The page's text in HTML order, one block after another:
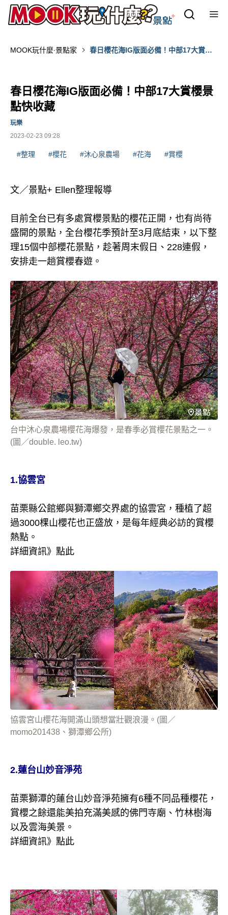
MOOK玩什麼‧景點家
春日櫻花海IG版面必備！中部17大賞櫻
春日櫻花海IG版面必備！中部17大賞櫻景
點快收藏
2023-02-23 09:28
玩樂
#整理 #櫻花 #沐心泉農場 #花海 #賞櫻
文／景點+ Ellen整理報導
目前全台已有多處賞櫻景點的櫻花正開，也有尚待
盛開的景點，全台櫻花季預計至3月底結束，以下整
理15個中部櫻花景點，趁著周末假日、228連假，
安排走一趟賞櫻春遊。
台中沐心泉農場櫻花海爆發，是春季必賞櫻花景點之一。
(圖／double. leo.tw)
1.協雲宮
苗栗縣公館鄉與獅潭鄉交界處的協雲宮，種植了超
過3000棵山櫻花也正盛放，是每年經典必訪的賞櫻
熱點。
詳細資訊》 點此
協雲宮山櫻花海開滿山頭想當壯觀浪漫。(圖／
momo201438、獅潭鄉公所)
2.蓮台山妙音淨苑
苗栗獅潭的蓮台山妙音淨苑擁有6種不同品種櫻花，
賞櫻之餘還能美拍充滿美感的佛門寺廟、竹林樹海
以及雲海美景。
詳細資訊》 點此